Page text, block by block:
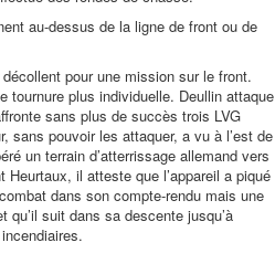
au-dessus de la ligne de front ou de
pour une mission sur le front.
tournure plus individuelle. Deullin attaque
sans plus de succès trois LVG
sans pouvoir les attaquer, a vu à l’est de
un terrain d’atterrissage allemand vers
il atteste que l’appareil a piqué
dans son compte-rendu mais une
suit dans sa descente jusqu’à